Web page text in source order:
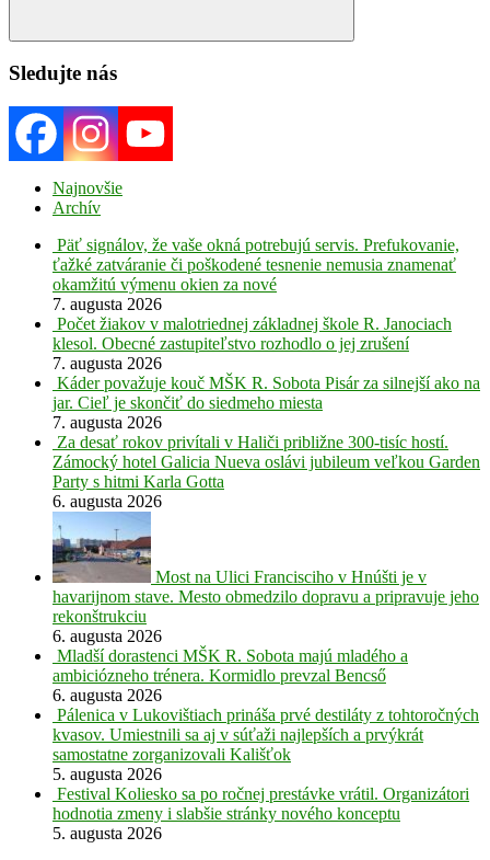
Search
Sledujte nás
Najnovšie
Archív
Päť signálov, že vaše okná potrebujú servis. Prefukovanie,
ťažké zatváranie či poškodené tesnenie nemusia znamenať
okamžitú výmenu okien za nové
7. augusta 2026
Počet žiakov v malotriednej základnej škole R. Janociach
klesol. Obecné zastupiteľstvo rozhodlo o jej zrušení
7. augusta 2026
Káder považuje kouč MŠK R. Sobota Pisár za silnejší ako na
jar. Cieľ je skončiť do siedmeho miesta
7. augusta 2026
Za desať rokov privítali v Haliči približne 300-tisíc hostí.
Zámocký hotel Galicia Nueva oslávi jubileum veľkou Garden
Party s hitmi Karla Gotta
6. augusta 2026
Most na Ulici Francisciho v Hnúšti je v
havarijnom stave. Mesto obmedzilo dopravu a pripravuje jeho
rekonštrukciu
6. augusta 2026
Mladší dorastenci MŠK R. Sobota majú mladého a
ambiciózneho trénera. Kormidlo prevzal Bencső
6. augusta 2026
Pálenica v Lukovištiach prináša prvé destiláty z tohtoročných
kvasov. Umiestnili sa aj v súťaži najlepších a prvýkrát
samostatne zorganizovali Kališťok
5. augusta 2026
Festival Koliesko sa po ročnej prestávke vrátil. Organizátori
hodnotia zmeny i slabšie stránky nového konceptu
5. augusta 2026